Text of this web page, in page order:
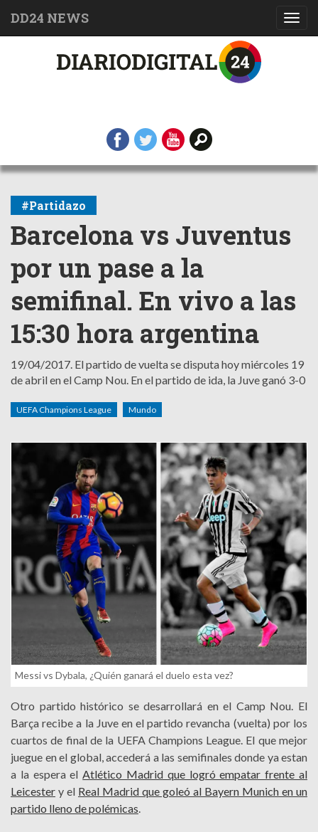
DD24 NEWS
#Partidazo
Barcelona vs Juventus
por un pase a la
semifinal. En vivo a las
15:30 hora argentina
19/04/2017. El partido de vuelta se disputa hoy miércoles 19
de abril en el Camp Nou. En el partido de ida, la Juve ganó 3-0
UEFA Champions League Mundo
Messi vs Dybala, ¿Quién ganará el duelo esta vez?
Otro partido histórico se desarrollará en el Camp Nou. El
Barça recibe a la Juve en el partido revancha (vuelta) por los
cuartos de final de la UEFA Champions League. El que mejor
juegue en el global, accederá a las semifinales donde ya estan
a la espera elAtlético Madrid que logró empatar frente al
Leicester y el Real Madrid que goleó al Bayern Munich en un
partido lleno de polémicas.